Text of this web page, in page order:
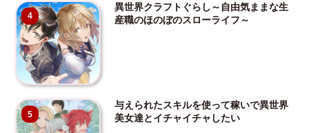
4
異世界クラフトぐらし～自由気ままな生
産職のほのぼのスローライフ～
5
与えられたスキルを使って稼いで異世界
美女達とイチャイチャしたい